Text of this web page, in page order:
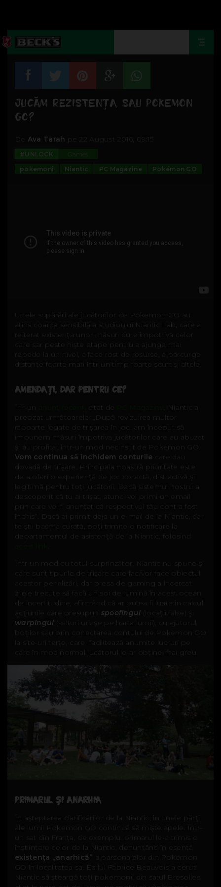
JUCĂM REZISTENŢA SAU POKEMON
GO?
Ava Tarah pe 22 August 2016, 09:15
#UNLOCK
Games
pokemoni
Niantic PC Magazine Pokémon GO
Unele supărări ale jucătorilor de Pokemon GO au
atins coarda sensibilă a studioului Niantic Lab, care a
reiterat existenţa unor măsuri dure împotriva celor
care sar peste nişte etape pentru a ajunge mai
repede la un nivel, a face rost de resurse, a parcurge
distanţe foarte mari într-un timp foarte scurt şi altele.
AMENDAŢI, DAR PENTRU CE?
, citat de
, Niantic a
precizat următoarele: „După revizuirea multor
rapoarte legate de trişarea în joc, am început să
impunem măsuri împotriva jucătorilor care au abuzat
şi au profitat într-un mod necinstit de Pokemon GO.
Vom continua să închidem conturile care dau
dovadă de trişare. Principala noastră prioritate este
de a oferi o experienţă de joc corectă, distractivă şi
legitimă pentru toţi jucătorii. Dacă sistemul nostru a
descoperit că tu ai trişat, atunci vei primi un email
prin care vei fi anunţat că respectivul tău cont a fost
închis”. Dacă ai primit deja un e-mail de la Niantic, dar
te ştii basma curată, poţi trimite o notificare la
departamentul de asistenţă de la Niantic, folosind
Într-un mod cu totul surprinzător, Niantic nu spune şi
care sunt tipurile de trişare care fac/vor face obiectul
acestor penalizări, dar presa de gaming a încercat
zilele trecute să facă un soi de lumină în acest ocean
de incertitudine, afirmând că ar putea fi luate în calcul
acţiunile care presupun spoofingul (locaţii false) şi
warpingul (salturi uriaşe pe harta lumii), cu ajutorul
boţilor sau prin conectarea contului de Pokemon GO
la site-uri terţe, care facilitează anumite lucruri pe
care în mod normal jucătorul le-ar obţine mai greu.
PRIMARUL ŞI ANARHIA
În aşteptarea clarificărilor de la Niantic, în unele părţi
ale lumii Pokemon GO continuă să mişte apele. Într-
un sat din Franţa, de exemplu, primarul le-a trimis o
înştiinţare celor de la Niantic, denunţând în esenţă
existenţa „anarhică” a parsonajelor din Pokemon
GO în localitatea sa. Edilul Fabrice Beauvois a cerut
Niantic să şteargă toţi pokemonii din satul Bresolles,